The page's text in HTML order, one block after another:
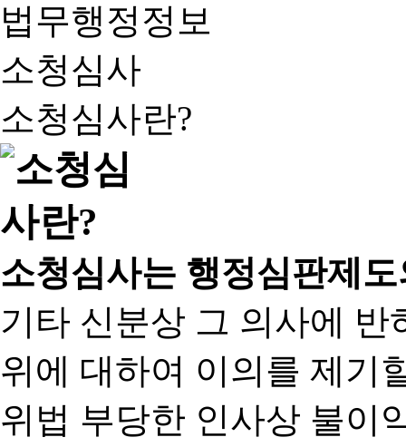
법무행정정보
소청심사
소청심사란?
소청심사는 행정심판제
기타 신분상 그 의사에
위에 대하여 이의를 제기
위법 부당한 인사상 불이